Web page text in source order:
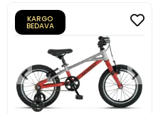
KARGO
BEDAVA